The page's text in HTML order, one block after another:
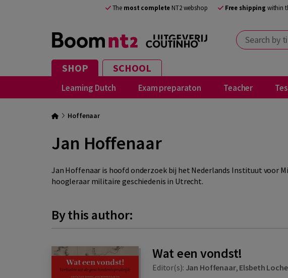
The most complete NT2 webshop Free shipping within
Search by
SHOP SCHOOL
Learning Dutch Exam preparaton Teacher
Hoffenaar
Jan Hoffenaar
Jan Hoffenaar is hoofd onderzoek bij het Nederlands Instituut voor
hoogleraar militaire geschiedenis in Utrecht.
By this author:
Wat een vondst!
Editor(s): Jan Hoffenaar, Elsbeth